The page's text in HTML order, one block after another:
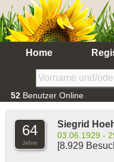
Home
52 Benutzer Online
64
Jahre
Siegrid
03.06.1929 -
[8.929